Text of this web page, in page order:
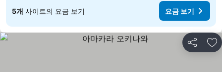
5개 사이트의 요금 보기 요금 보기
공유 즐